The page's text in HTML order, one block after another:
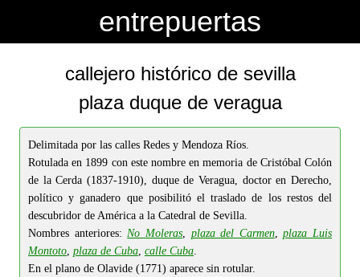
entrepuertas
callejero histórico de sevilla
plaza duque de veragua
Delimitada por las calles Redes y Mendoza Ríos.
Rotulada en 1899 con este nombre en memoria de Cristóbal Colón
de la Cerda (1837-1910), duque de Veragua, doctor en Derecho,
político y ganadero que posibilitó el traslado de los restos del
descubridor de América a la Catedral de Sevilla.
Nombres anteriores:No Moleras, plaza del Carmen,plaza Luis
Montoto, plaza de Cuba, calle Cuba.
En el plano de Olavide (1771) aparece sin rotular.